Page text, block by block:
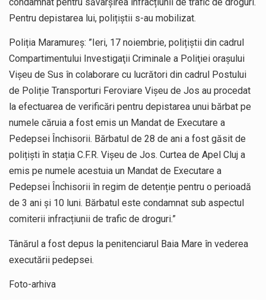
Pentru depistarea lui, polițiștii s-au mobilizat.
Poliția Maramureș: ”Ieri, 17 noiembrie, polițiștii din cadrul
Compartimentului Investigaţii Criminale a Poliţiei oraşului
Vişeu de Sus în colaborare cu lucrători din cadrul Postului
de Poliție Transporturi Feroviare Vișeu de Jos au procedat
la efectuarea de verificări pentru depistarea unui bărbat pe
numele căruia a fost emis un Mandat de Executare a
Pedepsei Închisorii. Bărbatul de 28 de ani a fost găsit de
polițiști în stația C.F.R. Vișeu de Jos. Curtea de Apel Cluj a
emis pe numele acestuia un Mandat de Executare a
Pedepsei Închisorii în regim de detenție pentru o perioadă
de 3 ani și 10 luni. Bărbatul este condamnat sub aspectul
comiterii infracțiunii de trafic de droguri.”
Tânărul a fost depus la penitenciarul Baia Mare în vederea
executării pedepsei.
Foto-arhiva